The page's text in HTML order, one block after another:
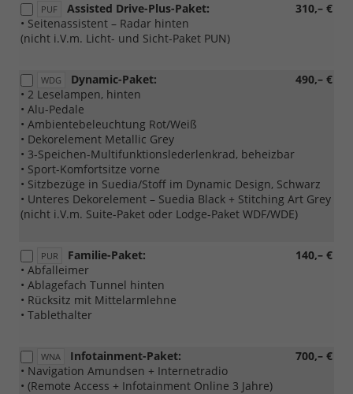
PUF 310,– €
Assisted Drive-Plus-Paket:
• Seitenassistent – Radar hinten
(nicht i.V.m. Licht- und Sicht-Paket PUN)
WDG 490,– €
Dynamic-Paket:
• 2 Leselampen, hinten
• Alu-Pedale
• Ambientebeleuchtung Rot/Weiß
• Dekorelement Metallic Grey
• 3-Speichen-Multifunktionslederlenkrad, beheizbar
• Sport-Komfortsitze vorne
• Sitzbezüge in Suedia/Stoff im Dynamic Design, Schwarz
• Unteres Dekorelement – Suedia Black + Stitching Art Grey
(nicht i.V.m. Suite-Paket oder Lodge-Paket WDF/WDE)
PUR 140,– €
Familie-Paket:
• Abfalleimer
• Ablagefach Tunnel hinten
• Rücksitz mit Mittelarmlehne
• Tablethalter
WNA 700,– €
Infotainment-Paket:
• Navigation Amundsen + Internetradio
• (Remote Access + Infotainment Online 3 Jahre)